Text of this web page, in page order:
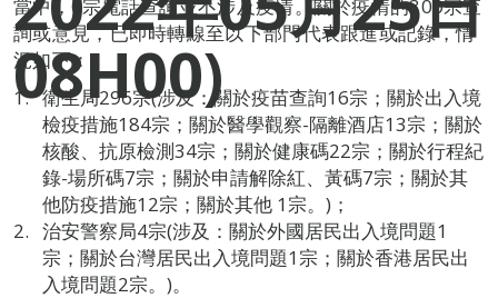
08H00)
當中，0宗電話查詢並不涉及疫情。關於疫情的300宗查
詢或意見，已即時轉線至以下部門代表跟進或記錄，情
況如下：
衛生局296宗(涉及：關於疫苗查詢16宗；關於出入境
檢疫措施184宗；關於醫學觀察-隔離酒店13宗；關於
核酸、抗原檢測34宗；關於健康碼22宗；關於行程紀
錄-場所碼7宗；關於申請解除紅、黃碼7宗；關於其
他防疫措施12宗；關於其他 1宗。)；
治安警察局4宗(涉及：關於外國居民出入境問題1
宗；關於台灣居民出入境問題1宗；關於香港居民出
入境問題2宗。)。